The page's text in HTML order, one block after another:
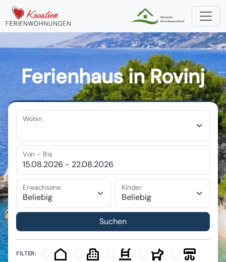
Ferienhaus in Rovinj
Wohin
Von – Bis
Erwachsene Kinder
FILTER: